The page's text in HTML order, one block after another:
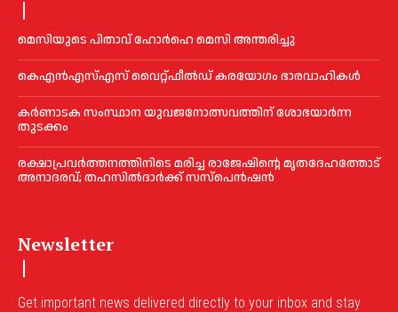
മെ​സിയുടെ പിതാവ് ഹോർഹെ മെ​സി അന്തരിച്ചു
കെഎൻഎസ്എസ് വൈറ്റ്ഫീൽഡ് കരയോഗം ഭാരവാഹികള്‍
കര്‍ണാടക സംസ്ഥാന യുവജനോത്സവത്തിന് ശോഭയാർന്ന
തുടക്കം
രക്ഷാപ്രവർത്തനത്തിനിടെ മരിച്ച രാജേഷിന്റെ മൃതദേഹത്തോട്
അനാദരവ്; തഹസിൽദാർക്ക് സസ്പെൻഷൻ
Newsletter
Get important news delivered directly to your inbox and stay